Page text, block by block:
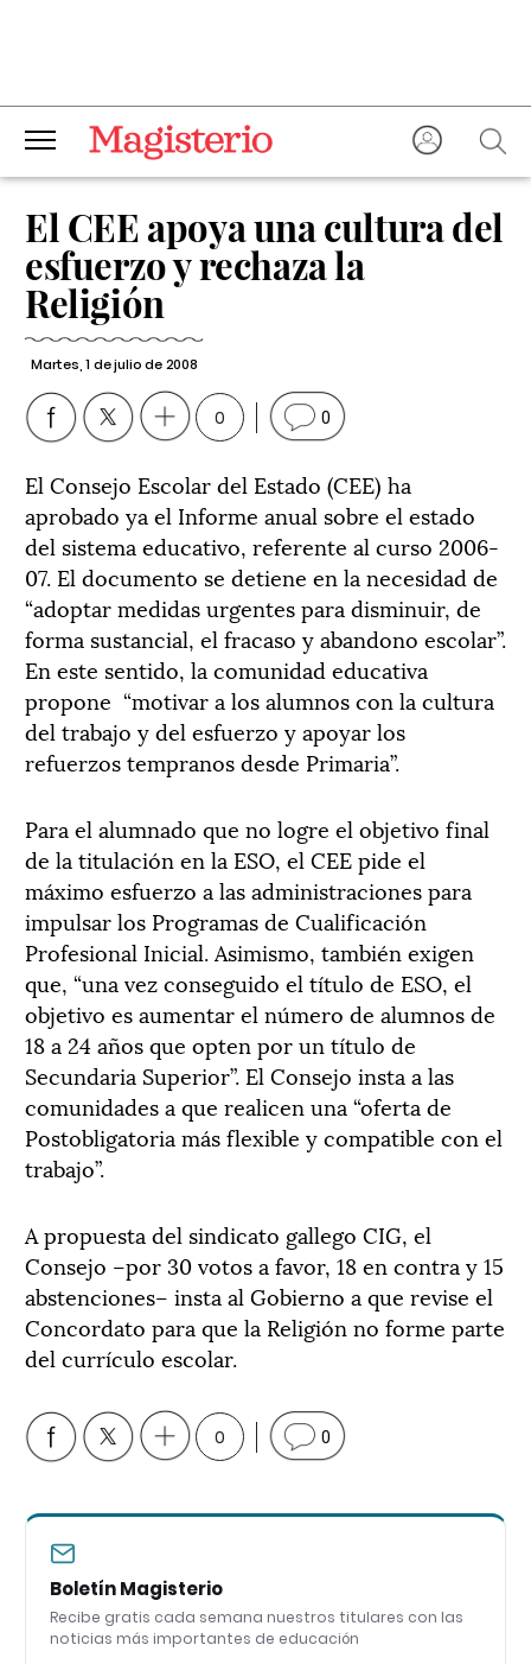
El CEE apoya una cultura del
esfuerzo y rechaza la
Religión
Martes, 1 de julio de 2008
0 0
El Consejo Escolar del Estado (CEE) ha
aprobado ya el Informe anual sobre el estado
del sistema educativo, referente al curso 2006-
07. El documento se detiene en la necesidad de
“adoptar medidas urgentes para disminuir, de
forma sustancial, el fracaso y abandono escolar”.
En este sentido, la comunidad educativa
propone “motivar a los alumnos con la cultura
del trabajo y del esfuerzo y apoyar los
refuerzos tempranos desde Primaria”.
Para el alumnado que no logre el objetivo final
de la titulación en la ESO, el CEE pide el
máximo esfuerzo a las administraciones para
impulsar los Programas de Cualificación
Profesional Inicial. Asimismo, también exigen
que, “una vez conseguido el título de ESO, el
objetivo es aumentar el número de alumnos de
18 a 24 años que opten por un título de
Secundaria Superior”. El Consejo insta a las
comunidades a que realicen una “oferta de
Postobligatoria más flexible y compatible con el
trabajo”.
A propuesta del sindicato gallego CIG, el
Consejo –por 30 votos a favor, 18 en contra y 15
abstenciones– insta al Gobierno a que revise el
Concordato para que la Religión no forme parte
del currículo escolar.
0 0
Boletín Magisterio
Recibe gratis cada semana nuestros titulares con las
noticias más importantes de educación